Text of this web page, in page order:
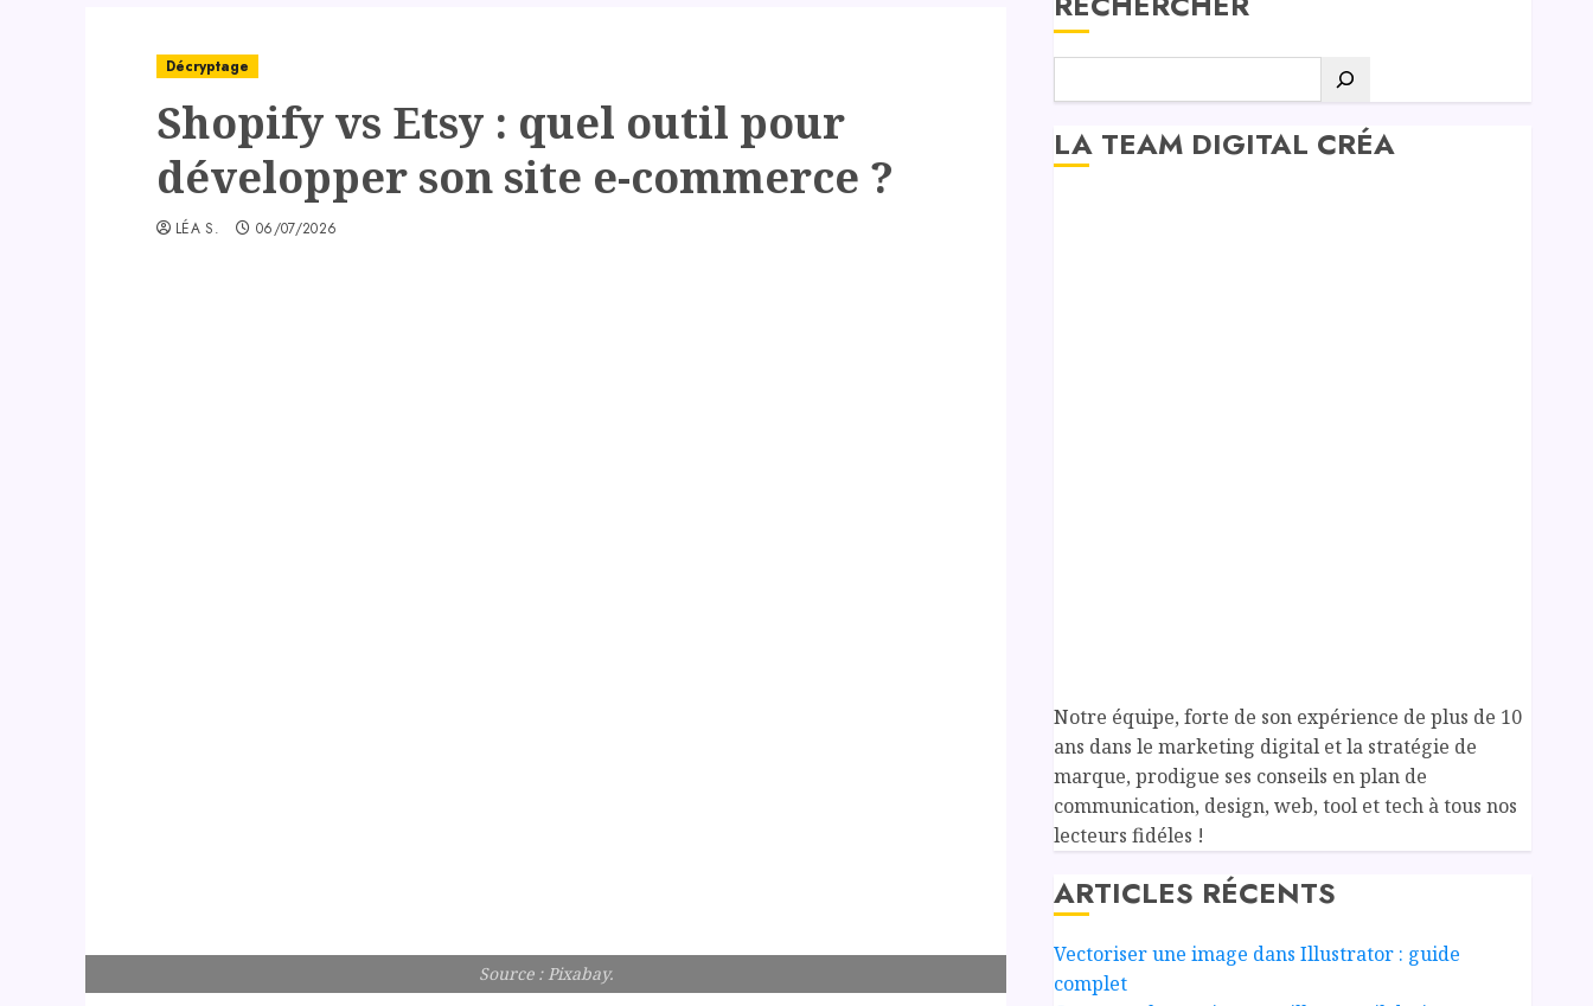
Décryptage
Shopify vs Etsy : quel outil pour
développer son site e-commerce ?
LÉA S. 06/07/2026
Source : Pixabay.
LA TEAM DIGITAL CRÉA
Notre équipe, forte de son expérience de plus de 10
ans dans le marketing digital et la stratégie de
marque, prodigue ses conseils en plan de
communication, design, web, tool et tech à tous nos
lecteurs fidéles !
ARTICLES RÉCENTS
Vectoriser une image dans Illustrator : guide
complet